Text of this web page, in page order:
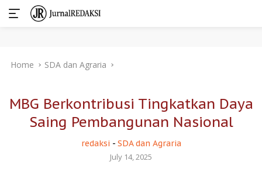
Home SDA dan Agraria
MBG Berkontribusi Tingkatkan Daya
Saing Pembangunan Nasional
redaksi - SDA dan Agraria
July 14, 2025